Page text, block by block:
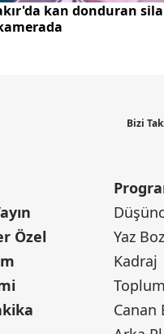
kan donduran
Bizi
Özel
Yaz Boz
Kadraj